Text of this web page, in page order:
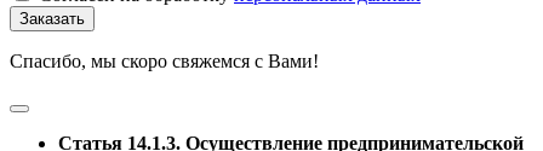
Заказать
Спасибо, мы скоро свяжемся с Вами!
Статья 14.1.3. Осуществление предпринимательской